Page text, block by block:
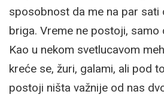
sposobnost da me na par sati
briga. Vreme ne postoji, samo
Kao u nekom svetlucavom
kreće se, žuri, galami, ali pod
postoji ništa važnije od nas